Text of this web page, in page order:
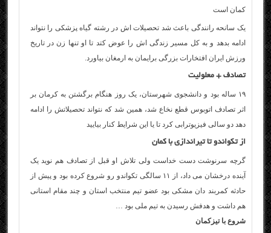
کمان است
یک سانحه رانندگی باعث شد تحصیلات اش در رشته گیاه پزشكی را نتواند
ادامه بدهد و به کل مسیر زندگی اش را عوض کتد تا او تنها زن در تاریخ
ورزش ایران افتخارات بزرگی برایمان به ارمغان بیاورد.
تصادف + معلولیت
۱۹ ساله بود و دانشجوی شهرستان، یک روز هنگام برگشتن به کرمان بر
اثر تصادف اتوبوس قطع نخاع شد، همین شد که نتواند تحصیلاتش را ادامه
دهد دو سالی فیزیوترابی کرد تا یا این شرایط کنار بیایید
از تکواندو تا تیراندازی با کمان
گرچه سرنوشت دست خداست ولی تلاش او قبل از تصادف هم نوید یک
آینده درخشان می داد، از ۱۱ سالگی تکواندو رو شروع کرده بود و پیش از
حادثه کمربند دان مشکی بود عضو تیم منتخب استان و چند مقام استانی
هم داشت و هدفش رسیدن به تیم ملی بود …
شروع با تیزکمان